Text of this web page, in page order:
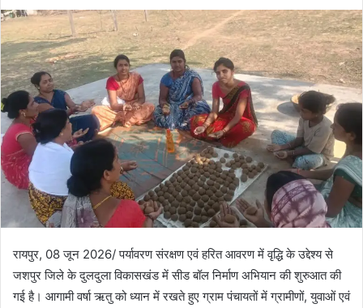
रायपुर, 08 जून 2026/ पर्यावरण संरक्षण एवं हरित आवरण में वृद्धि के उद्देश्य से
जशपुर जिले के दुलदुला विकासखंड में सीड बॉल निर्माण अभियान की शुरुआत की
गई है। आगामी वर्षा ऋतु को ध्यान में रखते हुए ग्राम पंचायतों में ग्रामीणों, युवाओं एवं